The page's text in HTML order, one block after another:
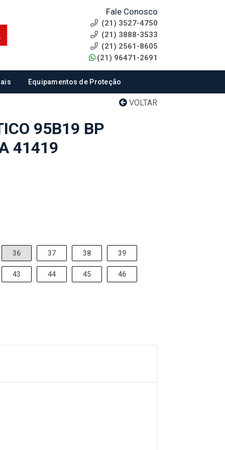
Fale Conosco
(21) 3527-4750
(21) 3888-3533
(21) 2561-8605
(21) 96471-2691
Equipamentos de Proteção
VOLTAR
95B19 BP
41419
36 37 38 39
43 44 45 46